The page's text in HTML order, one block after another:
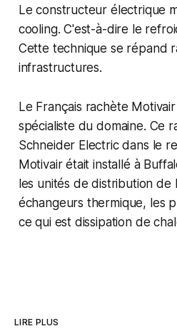
Le constructeur électrique
cooling. C'est-à-dire le
Cette technique se répand
infrastructures.
Le Français rachète
spécialiste du domaine. Ce
Schneider Electric dans le
Motivair était installé à
les unités de distribution de
échangeurs thermique, les
ce qui est dissipation de
LIRE PLUS